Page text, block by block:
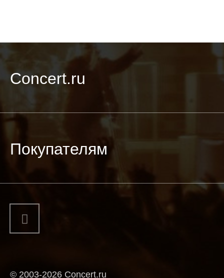
Concert.ru
Покупателям
© 2003-2026 Concert.ru